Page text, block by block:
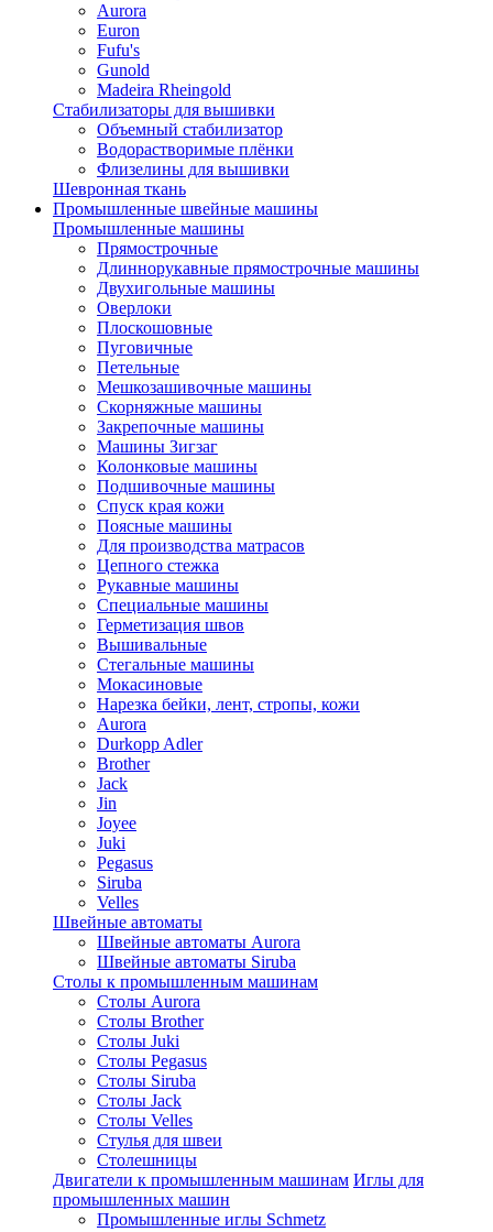
Aurora
Euron
Fufu's
Gunold
Madeira Rheingold
Стабилизаторы для вышивки
Объемный стабилизатор
Водорастворимые плёнки
Флизелины для вышивки
Шевронная ткань
Промышленные швейные машины
Промышленные машины
Прямострочные
Длиннорукавные прямострочные машины
Двухигольные машины
Оверлоки
Плоскошовные
Пуговичные
Петельные
Мешкозашивочные машины
Скорняжные машины
Закрепочные машины
Машины Зигзаг
Колонковые машины
Подшивочные машины
Спуск края кожи
Поясные машины
Для производства матрасов
Цепного стежка
Рукавные машины
Специальные машины
Герметизация швов
Вышивальные
Стегальные машины
Мокасиновые
Нарезка бейки, лент, стропы, кожи
Aurora
Durkopp Adler
Brother
Jack
Jin
Joyee
Juki
Pegasus
Siruba
Velles
Швейные автоматы
Швейные автоматы Aurora
Швейные автоматы Siruba
Столы к промышленным машинам
Столы Aurora
Столы Brother
Столы Juki
Столы Pegasus
Столы Siruba
Столы Jack
Столы Velles
Стулья для швеи
Столешницы
Двигатели к промышленным машинам Иглы для
промышленных машин
Промышленные иглы Schmetz